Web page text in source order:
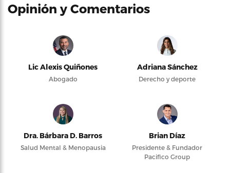
Opinión y Comentarios
Lic Alexis Quiñones
Abogado
Adriana Sánchez
Derecho y deporte
Dra. Bárbara D. Barros
Salud Mental & Menopausia
Brian Díaz
Presidente & Fundador
Pacifico Group